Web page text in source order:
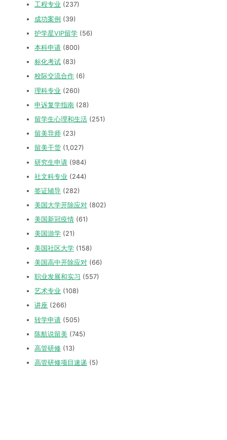
工程专业 (237)
成功案例 (39)
护学星VIP留学 (56)
本科申请 (800)
标化考试 (83)
校际交流合作 (6)
理科专业 (260)
申诉复学指南 (28)
留学生心理和生活 (251)
留美导师 (23)
留美干货 (1,027)
研究生申请 (984)
社文科专业 (244)
签证辅导 (282)
美国大学开除应对 (802)
美国新冠疫情 (61)
美国游学 (21)
美国社区大学 (158)
美国高中开除应对 (66)
职业发展和实习 (557)
艺术专业 (108)
讲座 (266)
转学申请 (505)
陈航说留美 (745)
高管研修 (13)
高管研修项目速递 (5)